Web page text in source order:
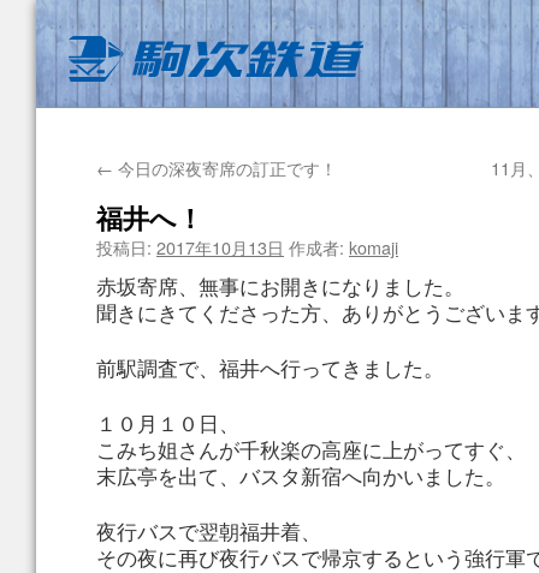
← 今日の深夜寄席の訂正です！ 11月
福井へ！
投稿日: 2017年10月13日 作成者: komaji
赤坂寄席、無事にお開きになりました。
聞きにきてくださった方、ありがとうございま
前駅調査で、福井へ行ってきました。
１０月１０日、
こみち姐さんが千秋楽の高座に上がってすぐ、
末広亭を出て、バスタ新宿へ向かいました。
夜行バスで翌朝福井着、
その夜に再び夜行バスで帰京するという強行軍